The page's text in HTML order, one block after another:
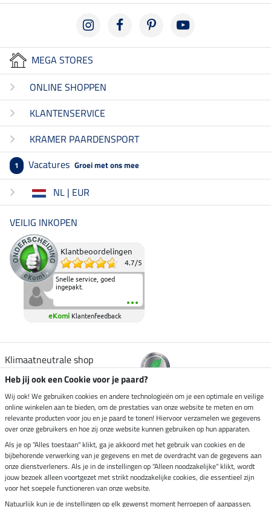
MEGA STORES
ONLINE SHOPPEN
KLANTENSERVICE
KRAMER PAARDENSPORT
1 Vacatures Groei met ons mee
NL | EUR
VEILIG INKOPEN
Klantbeoordelingen
4.7/5
Snelle service, goed
ingepakt.
eKomi Klantenfeedback
Klimaatneutrale shop
Verzending per
Veilig betalen met
Impressum
Heb jij ook een Cookie voor je paard?
Wij ook! We gebruiken cookies en andere technologieën om je een optimale en veilige
online winkelen aan te bieden, om de prestaties van onze website te meten en om
relevante producten voor jou en je paard te tonen! Hiervoor verzamelen we gegevens
over onze gebruikers en hoe zij onze website kunnen gebruiken op hun apparaten.
Als je op "Alles toestaan" klikt, ga je akkoord met het gebruik van cookies en de
bijbehorende verwerking van je gegevens en met de overdracht van de gegevens aan
onze dienstverleners. Als je in de instellingen op "Alleen noodzakelijke" klikt, wordt
jouw bezoek alleen voortgezet met strikt noodzakelijke cookies, die essentieel zijn
voor het soepele functioneren van onze website.
Natuurlijk kun je de instellingen op elk gewenst moment herroepen of aanpassen.